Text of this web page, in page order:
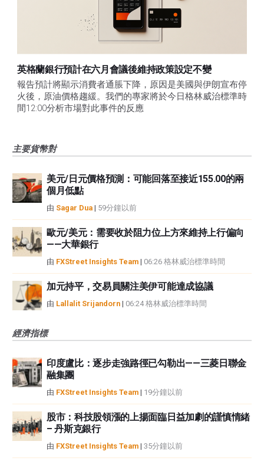
英格蘭銀行預計在六月會議後維持政策設定不變
報告預計將顯示消費者通脹下降，原因是美國與伊朗宣布停
火後，原油價格趨緩。我們的專家將於今日格林威治標準時
間12:00分析市場對此事件的反應
主要貨幣對
美元/日元價格預測：可能回落至接近155.00的兩
個月低點
由 Sagar Dua | 59分鐘以前
歐元/美元：需要收於阻力位上方來維持上行偏向
——大華銀行
由 FXStreet Insights Team | 06:26 格林威治標準時間
加元持平，交易員關注美伊可能達成協議
由 Lallalit Srijandorn | 06:24 格林威治標準時間
經濟指標
印度盧比：逐步走強路徑已勾勒出——三菱日聯金
融集團
由 FXStreet Insights Team | 19分鐘以前
股市：科技股領漲的上揚面臨日益加劇的謹慎情緒
– 丹斯克銀行
由 FXStreet Insights Team | 35分鐘以前